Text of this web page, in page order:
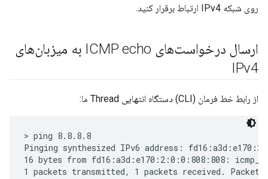
روی شبکه IPv4 ارتباط برقرار کنید.
ارسال درخواست‌های ICMP echo به میزبان‌های
IPv4
از رابط خط فرمان (CLI) دستگاه انتهایی Thread ما:
> ping 8.8.8.8
Pinging synthesized IPv6 address:
16 bytes from fd16:a3d:e170:2:0:0:808:808:
1 packets transmitted, 1 packets received. Packet